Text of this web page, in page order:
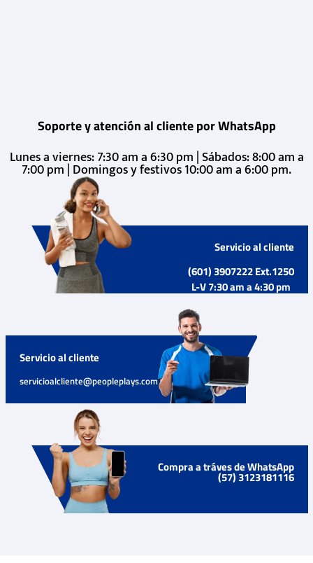
Soporte y atención al cliente por WhatsApp
Lunes a viernes: 7:30 am a 6:30 pm | Sábados: 8:00 am a
7:00 pm | Domingos y festivos 10:00 am a 6:00 pm.
Servicio al cliente
(601) 3907222 Ext.1250
L-V 7:30 am a 4:30 pm
Servicio al cliente
servicioalcliente@peopleplays.com
Compra a tráves de WhatsApp
(57) 3123181116